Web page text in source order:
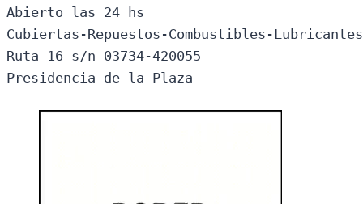
Abierto las 24 hs
Cubiertas-Repuestos-Combustibles-
Ruta 16 s/n 03734-420055
Presidencia de la Plaza